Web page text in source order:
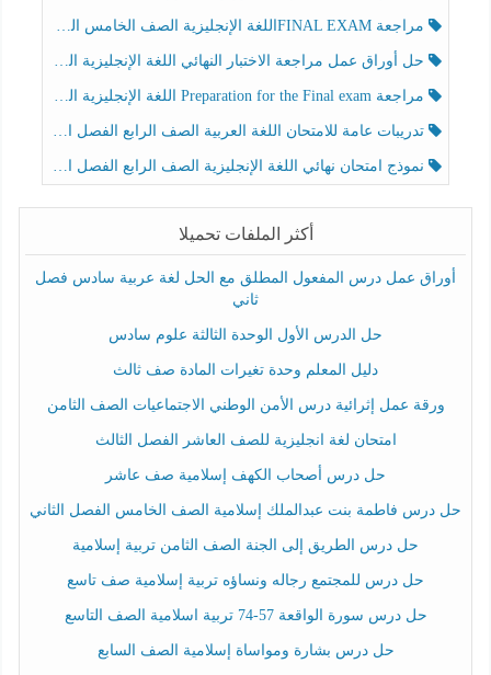
مراجعة FINAL EXAMاللغة الإنجليزية الصف الخامس الفصل الثالث
حل أوراق عمل مراجعة الاختبار النهائي اللغة الإنجليزية الصف الرابع الفصل الثالث
مراجعة Preparation for the Final exam اللغة الإنجليزية الصف الرابع الفصل الثالث
تدريبات عامة للامتحان اللغة العربية الصف الرابع الفصل الثالث
نموذج امتحان نهائي اللغة الإنجليزية الصف الرابع الفصل الثالث
أكثر الملفات تحميلا
أوراق عمل درس المفعول المطلق مع الحل لغة عربية سادس فصل
ثاني
حل الدرس الأول الوحدة الثالثة علوم سادس
دليل المعلم وحدة تغيرات المادة صف ثالث
ورقة عمل إثرائية درس الأمن الوطني الاجتماعيات الصف الثامن
امتحان لغة انجليزية للصف العاشر الفصل الثالث
حل درس أصحاب الكهف إسلامية صف عاشر
حل درس فاطمة بنت عبدالملك إسلامية الصف الخامس الفصل الثاني
حل درس الطريق إلى الجنة الصف الثامن تربية إسلامية
حل درس للمجتمع رجاله ونساؤه تربية إسلامية صف تاسع
حل درس سورة الواقعة 57-74 تربية اسلامية الصف التاسع
حل درس بشارة ومواساة إسلامية الصف السابع